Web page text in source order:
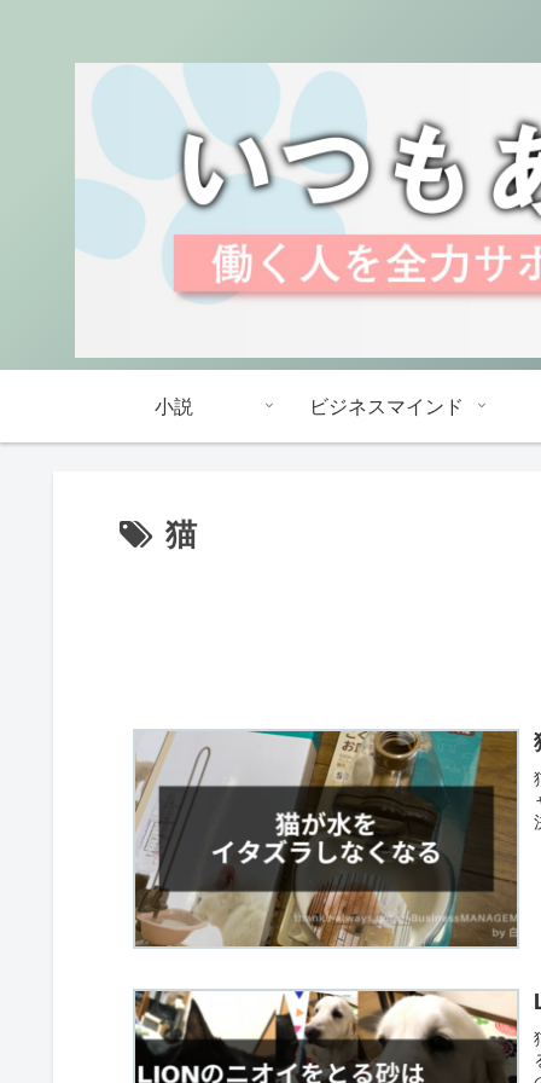
小説 ビジネスマインド
猫